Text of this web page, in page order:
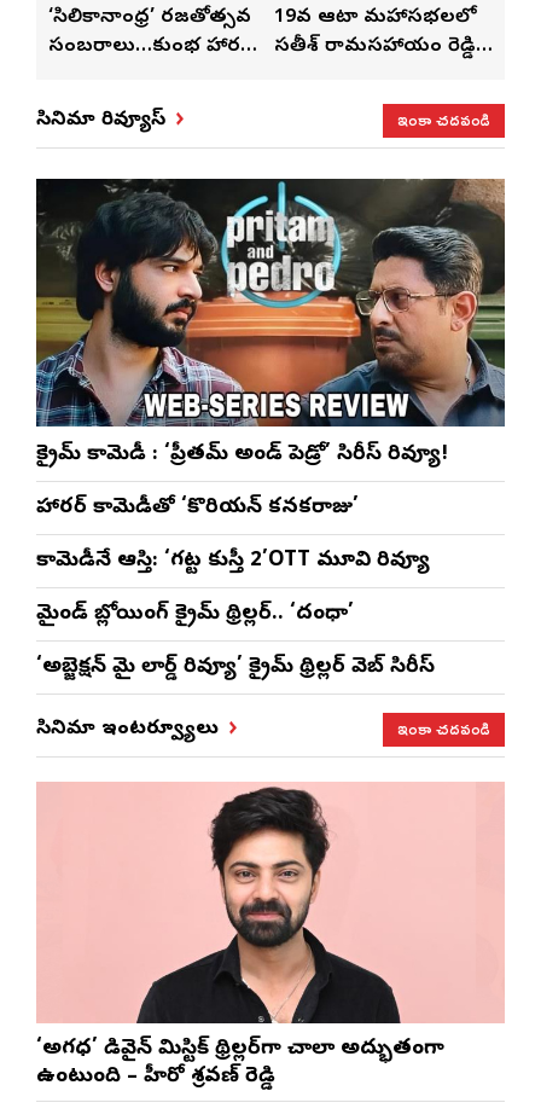
‘సిలికానాంధ్ర’ రజతోత్సవ
సంబరాలు…కుంభ హారతి
19వ ఆటా మహాసభలలో
సతీశ్ రామసహాయం రెడ్డి
సినిమా రివ్యూస్
ఇంకా చదవండి
క్రైమ్ కామెడీ : ‘ప్రీతమ్ అండ్ పెడ్రో’ సిరీస్ రివ్యూ!
హారర్ కామెడీతో ‘కొరియన్ కనకరాజు’
కామెడీనే ఆస్తి: ‘గట్ట కుస్తీ 2’OTT మూవి రివ్యూ
మైండ్ బ్లోయింగ్ క్రైమ్ థ్రిల్లర్.. ‘దంధా’
‘అబ్జెక్ష‌న్ మై లార్డ్ రివ్యూ’ క్రైమ్ థ్రిల్ల‌ర్ వెబ్ సిరీస్
సినిమా ఇంటర్వ్యూలు ఇంకా చదవండి
‘అగధ’ డివైన్ మిస్టిక్ థ్రిల్లర్‌గా చాలా అద్భుతంగా
ఉంటుంది – హీరో శ్రవణ్ రెడ్డి